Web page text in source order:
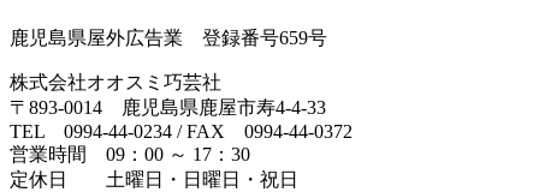
鹿児島県屋外広告業 登録番号659号
株式会社オオスミ巧芸社
〒893-0014 鹿児島県鹿屋市寿4-4-33
TEL 0994-44-0234 / FAX 0994-44-0372
営業時間 09：00 ～ 17：30
定休日 土曜日・日曜日・祝日